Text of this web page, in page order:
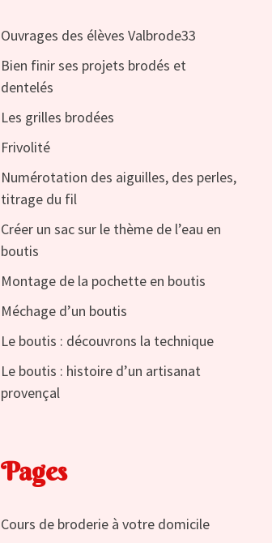
Ouvrages des élèves Valbrode33
Bien finir ses projets brodés et
dentelés
Les grilles brodées
Frivolité
Numérotation des aiguilles, des perles,
titrage du fil
Créer un sac sur le thème de l’eau en
boutis
Montage de la pochette en boutis
Méchage d’un boutis
Le boutis : découvrons la technique
Le boutis : histoire d’un artisanat
provençal
Pages
Cours de broderie à votre domicile